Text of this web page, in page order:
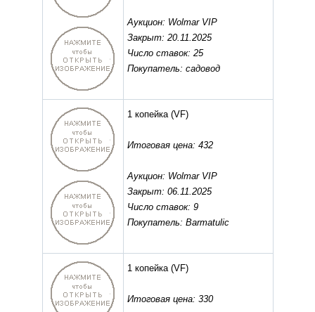
Аукцион: Wolmar VIP
Закрыт: 20.11.2025
Число ставок: 25
Покупатель: садовод
1 копейка(VF)
Итоговая цена: 432
Аукцион: Wolmar VIP
Закрыт: 06.11.2025
Число ставок: 9
Покупатель: Barmatulic
1 копейка(VF)
Итоговая цена: 330